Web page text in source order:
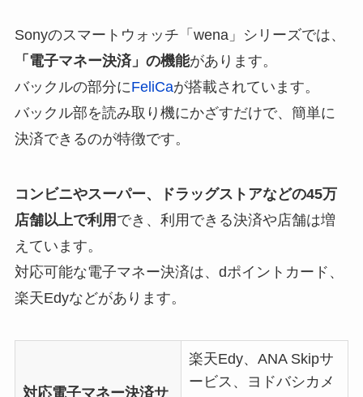
Sonyのスマートウォッチ「wena」シリーズでは、
「電子マネー決済」の機能があります。
バックルの部分にFeliCaが搭載されています。
バックル部を読み取り機にかざすだけで、簡単に
決済できるのが特徴です。
コンビニやスーパー、ドラッグストアなどの45万
店舗以上で利用 でき、利用できる決済や店舗は増
えています。
対応可能な電子マネー決済は、dポイントカード、
楽天Edyなどがあります。
対応電子マネー決済サ
楽天Edy、ANA Skipサ
ービス、ヨドバシカメ